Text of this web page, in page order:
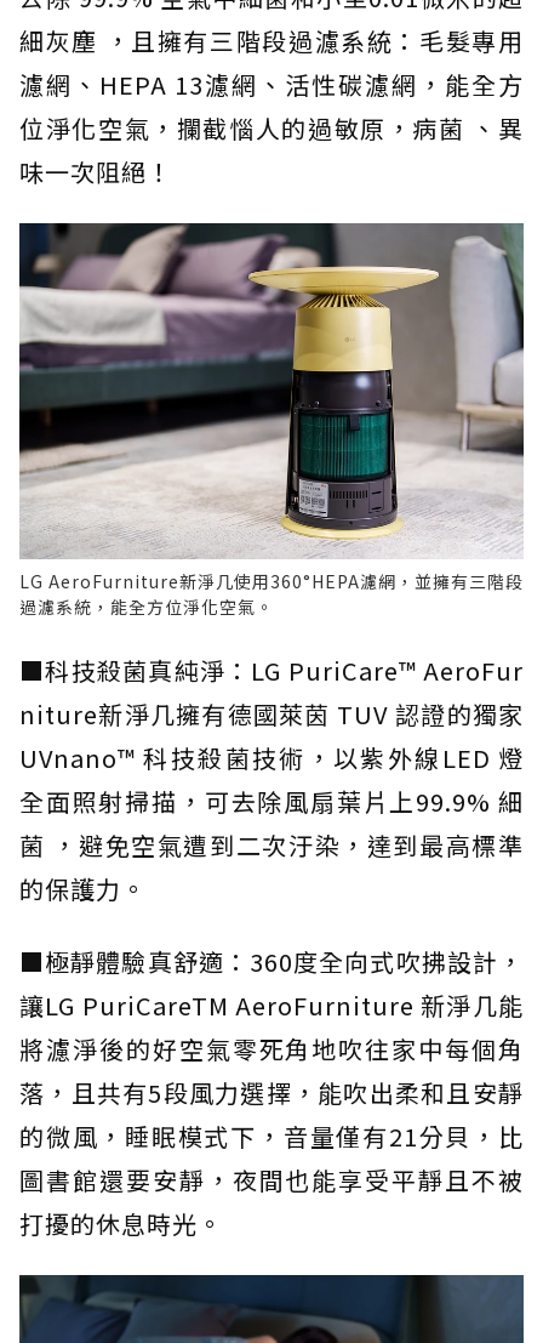
細灰塵 ，且擁有三階段過濾系統：毛髮專用
濾網、HEPA 13濾網、活性碳濾網，能全方
位淨化空氣，攔截惱人的過敏原，病菌 、異
味一次阻絕！
LG AeroFurniture新淨几使用360°HEPA濾網，並擁有三階段
過濾系統，能全方位淨化空氣。
■科技殺菌真純淨：LG PuriCare™ AeroFur
niture新淨几擁有德國萊茵 TUV 認證的獨家
UVnano™ 科技殺菌技術，以紫外線LED 燈
全面照射掃描，可去除風扇葉片上99.9% 細
菌 ，避免空氣遭到二次汙染，達到最高標準
的保護力。
■極靜體驗真舒適：360度全向式吹拂設計，
讓LG PuriCareTM AeroFurniture 新淨几能
將濾淨後的好空氣零死角地吹往家中每個角
落，且共有5段風力選擇，能吹出柔和且安靜
的微風，睡眠模式下，音量僅有21分貝，比
圖書館還要安靜，夜間也能享受平靜且不被
打擾的休息時光。